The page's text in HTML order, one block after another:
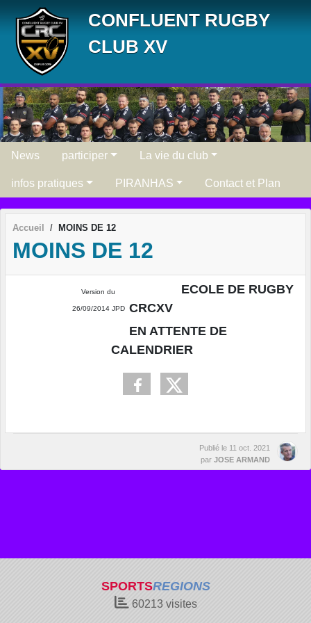
CONFLUENT RUGBY
CLUB XV
News participer La vie du club
infos pratiques PIRANHAS Contact et Plan
Accueil MOINS DE 12
MOINS DE 12
Version du
26/09/2014 JPD
ECOLE DE RUGBY
CRCXV
EN ATTENTE DE
CALENDRIER
Publié le 11 oct. 2021
par JOSE ARMAND
SPORTSREGIONS
60213visites
Panneau de gestion des cookies